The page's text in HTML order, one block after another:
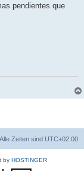
pendientes que
Alle Zeiten sind UTC+02:00
by HOSTINGER